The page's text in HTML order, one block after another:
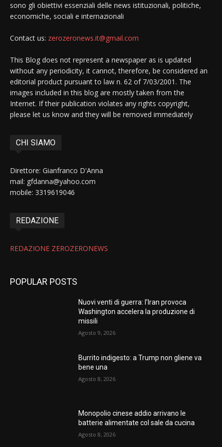
sono gli obiettivi essenziali delle news istituzionali, politiche,
economiche, sociali e internazionali
Contact us: zerozeronews.it@gmail.com
This Blog does not represent a newspaper as is updated
without any periodicity, it cannot, therefore, be considered an
editorial product pursuant to law n. 62 of 7/03/2001. The
images included in this blog are mostly taken from the
Internet. If their publication violates any rights copyright,
please let us know and they will be removed immediately
CHI SIAMO
Direttore: Gianfranco D'Anna
mail: gfdanna@yahoo.com
mobile: 3319619046
REDAZIONE
REDAZIONE ZEROZERONEWS
POPULAR POSTS
Nuovi venti di guerra: l’Iran provoca
Washington accelera la produzione di
missili
Agosto 9, 2026
Burrito indigesto: a Trump non gliene va
bene una
Agosto 8, 2026
Monopolio cinese addio arrivano le
batterie alimentate col sale da cucina
Agosto 8, 2026